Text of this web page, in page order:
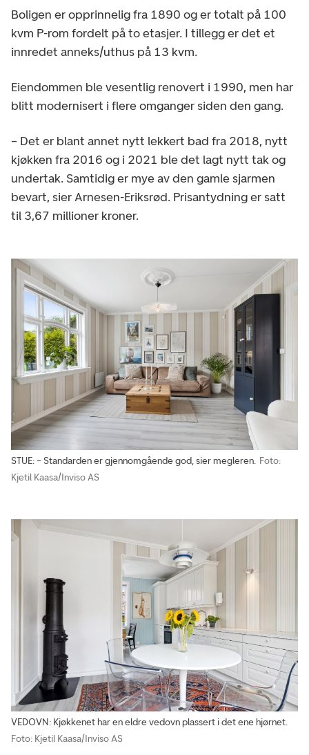
Boligen er opprinnelig fra 1890 og er totalt på 100
kvm P-rom fordelt på to etasjer. I tillegg er det et
innredet anneks/uthus på 13 kvm.
Eiendommen ble vesentlig renovert i 1990, men har
blitt modernisert i flere omganger siden den gang.
– Det er blant annet nytt lekkert bad fra 2018, nytt
kjøkken fra 2016 og i 2021 ble det lagt nytt tak og
undertak. Samtidig er mye av den gamle sjarmen
bevart, sier Arnesen-Eriksrød. Prisantydning er satt
til 3,67 millioner kroner.
STUE: – Standarden er gjennomgående god, sier megleren. Foto:
Kjetil Kaasa/Inviso AS
VEDOVN: Kjøkkenet har en eldre vedovn plassert i det ene hjørnet.
Foto: Kjetil Kaasa/Inviso AS